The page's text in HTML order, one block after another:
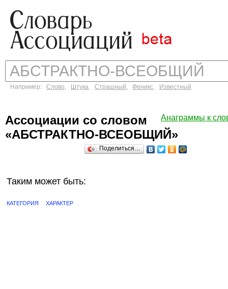
Например: Слово, Штука, Страшный, Феникс, Известный
Анаграммы к
Ассоциации со словом
«АБСТРАКТНО-ВСЕОБЩИЙ»
Поделиться…
Таким может быть:
КАТЕГОРИЯ ХАРАКТЕР